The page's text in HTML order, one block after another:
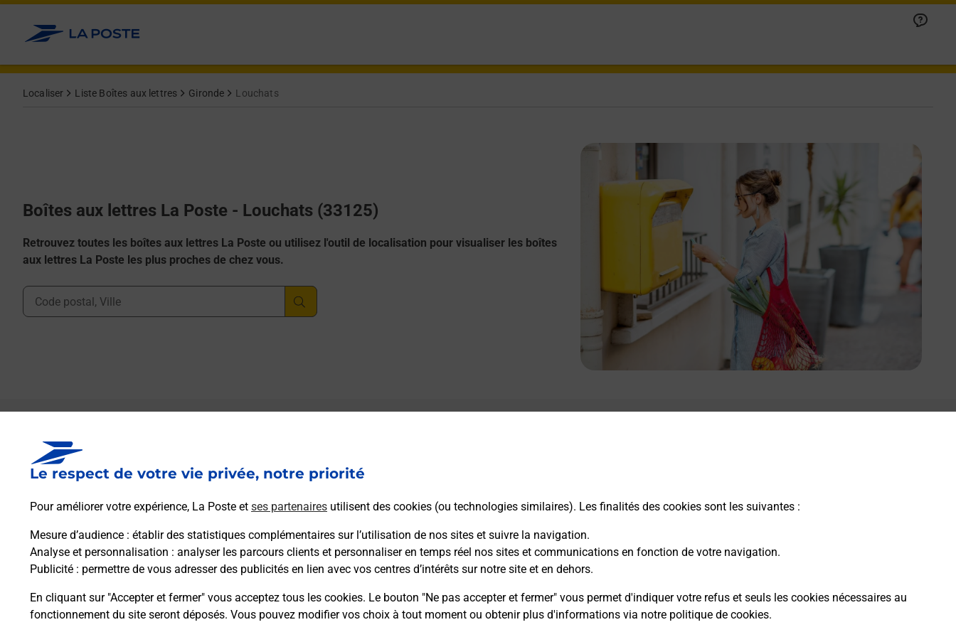
Le respect de votre vie privée, notre priorité
Pour améliorer votre expérience, La Poste et ses partenaires utilisent des cookies (ou technologies similaires). Les finalités des cookies sont les suivantes :
Mesure d’audience : établir des statistiques complémentaires sur l’utilisation de nos sites et suivre la navigation.
Analyse et personnalisation : analyser les parcours clients et personnaliser en temps réel nos sites et communications en fonction de votre navigation.
Publicité : permettre de vous adresser des publicités en lien avec vos centres d’intérêts sur notre site et en dehors.
En cliquant sur "Accepter et fermer" vous acceptez tous les cookies. Le bouton "Ne pas accepter et fermer" vous permet d'indiquer votre refus et seuls les cookies nécessaires au
fonctionnement du site seront déposés. Vous pouvez modifier vos choix à tout moment ou obtenir plus d'informations via notre politique de cookies.
Allez au contenu
Localiser Liste Boîtes aux lettres Gironde Louchats
Boîtes aux lettres La Poste - Louchats (33125)
Retrouvez toutes les boîtes aux lettres La Poste ou utilisez l'outil de localisation pour visualiser les boîtes
aux lettres La Poste les plus proches de chez vous.
Ville, Département, Code Postal
Boîte aux lettres La Poste
Collecte du courrier aujourd'hui à 08h30
2 Place Du Souvenir
Itinéraire